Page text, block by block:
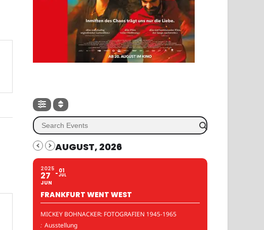
AUGUST, 2026
2025
27
JUN
01
JUL
FRANKFURT WENT WEST
MICKEY BOHNACKER: FOTOGRAFIEN 1945-1965
: Ausstellung